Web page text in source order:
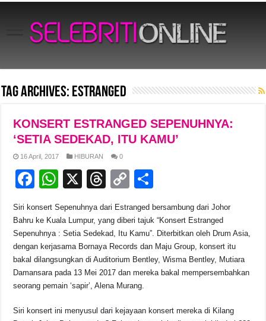
Tag Archives: Estranged
KONSERT ESTRANGED SEPENUHNYA:
‘SETIA SEDEKAD, ITU KAMU’
16 April, 2017 HIBURAN 0
F
c
e
b
o
o
k
W
at
s
A
p
p
X
T
e
a
d
s
C
p
y
Li
n
k
ar
e
Siri konsert Sepenuhnya dari Estranged bersambung dari Johor
Bahru ke Kuala Lumpur, yang diberi tajuk “Konsert Estranged
Sepenuhnya : Setia Sedekad, Itu Kamu”. Diterbitkan oleh Drum Asia,
dengan kerjasama Bornaya Records dan Maju Group, konsert itu
bakal dilangsungkan di Auditorium Bentley, Wisma Bentley, Mutiara
Damansara pada 13 Mei 2017 dan mereka bakal mempersembahkan
seorang pemain ‘sapir’, Alena Murang.
Siri konsert ini menyusul dari kejayaan konsert mereka di Kilang